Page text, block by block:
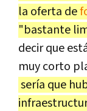
la oferta de
"bastante
decir que
muy corto
sería que